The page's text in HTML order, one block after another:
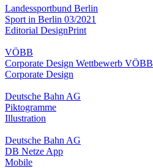
Landessportbund Berlin
Sport in Berlin 03/2021
Editorial DesignPrint
VÖBB
Corporate Design Wettbewerb VÖBB
Corporate Design
Deutsche Bahn AG
Piktogramme
Illustration
Deutsche Bahn AG
DB Netze App
Mobile